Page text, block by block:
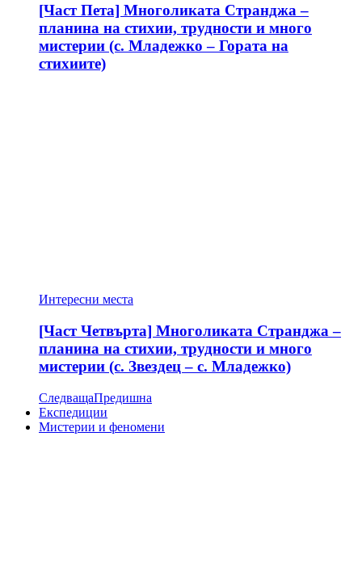
[Част Пета] Многоликата Странджа –
планина на стихии, трудности и много
мистерии (с. Младежко – Гората на
стихиите)
Интересни места
[Част Четвърта] Многоликата Странджа –
планина на стихии, трудности и много
мистерии (с. Звездец – с. Младежко)
СледващаПредишна
Експедиции
Мистерии и феномени